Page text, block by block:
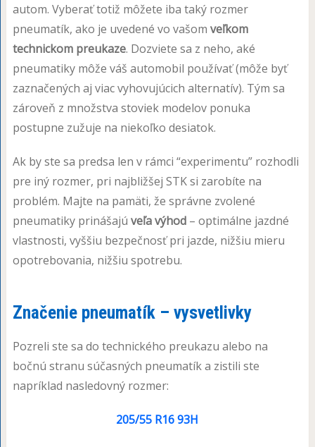
autom. Vyberať totiž môžete iba taký rozmer
pneumatík, ako je uvedené vo vašom veľkom
technickom preukaze. Dozviete sa z neho, aké
pneumatiky môže váš automobil používať (môže byť
zaznačených aj viac vyhovujúcich alternatív). Tým sa
zároveň z množstva stoviek modelov ponuka
postupne zužuje na niekoľko desiatok.
Ak by ste sa predsa len v rámci “experimentu” rozhodli
pre iný rozmer, pri najbližšej STK si zarobíte na
problém. Majte na pamäti, že správne zvolené
pneumatiky prinášajú veľa výhod– optimálne jazdné
vlastnosti, vyššiu bezpečnosť pri jazde, nižšiu mieru
opotrebovania, nižšiu spotrebu.
Značenie pneumatík – vysvetlivky
Pozreli ste sa do technického preukazu alebo na
bočnú stranu súčasných pneumatík a zistili ste
napríklad nasledovný rozmer:
205/55 R16 93H